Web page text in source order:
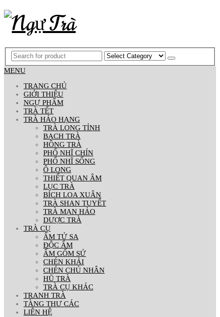
MENU
TRANG CHỦ
GIỚI THIỆU
NGỰ PHẨM
TRÀ TẾT
TRÀ HẢO HẠNG
TRÀ LONG TỈNH
BẠCH TRÀ
HỒNG TRÀ
PHỔ NHĨ CHÍN
PHỔ NHĨ SỐNG
Ô LONG
THIẾT QUAN ÂM
LỤC TRÀ
BÍCH LOA XUÂN
TRÀ SHAN TUYẾT
TRÀ MẠN HẢO
DƯỢC TRÀ
TRÀ CỤ
ẤM TỬ SA
ĐỘC ẨM
ẤM GỐM SỨ
CHÉN KHẢI
CHÉN CHỦ NHÂN
HŨ TRÀ
TRÀ CỤ KHÁC
TRANH TRÀ
TÀNG THƯ CÁC
LIÊN HỆ